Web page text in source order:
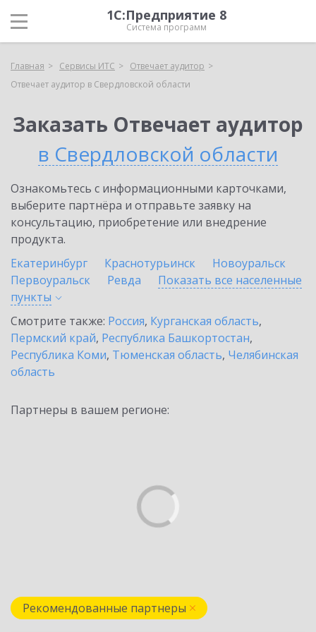
1С:Предприятие 8
Система программ
Главная Сервисы ИТС
Отвечает аудитор
Отвечает аудитор в Свердловской области
Заказать Отвечает аудитор
в Свердловской области
Ознакомьтесь с информационными карточками,
выберите партнёра и отправьте заявку на
консультацию, приобретение или внедрение
продукта.
Екатеринбург
Краснотурьинск
Новоуральск
Первоуральск
Ревда
Показать все населенные
пункты
Смотрите также: Россия, Курганская область,
Пермский край, Республика Башкортостан,
Республика Коми, Тюменская область, Челябинская
область
Партнеры в вашем регионе:
Рекомендованные партнеры